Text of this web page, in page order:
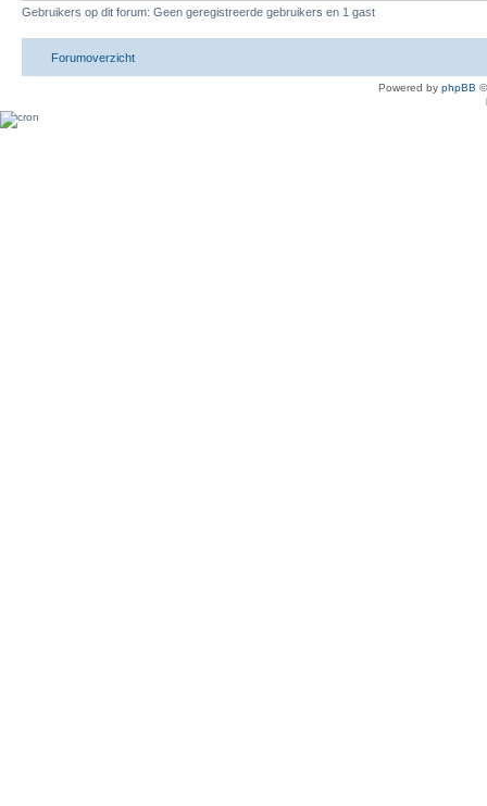
Gebruikers op dit forum: Geen geregistreerde gebruikers en 1 gast
Forumoverzicht
Powered by phpBB